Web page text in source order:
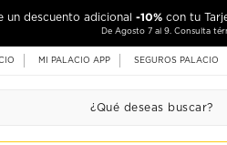
un descuento adicional -10% con tu
De Agosto 7 al 9. Consulta
MI PALACIO APP SEGUROS PALACIO